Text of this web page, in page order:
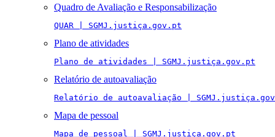
Quadro de Avaliação e Responsabilização
QUAR | SGMJ.justiça.gov.pt
Plano de atividades
Plano de atividades | SGMJ.justiça.gov.pt
Relatório de autoavaliação
Relatório de autoavaliação |
Mapa de pessoal
Mapa de pessoal | SGMJ.justiça.gov.pt